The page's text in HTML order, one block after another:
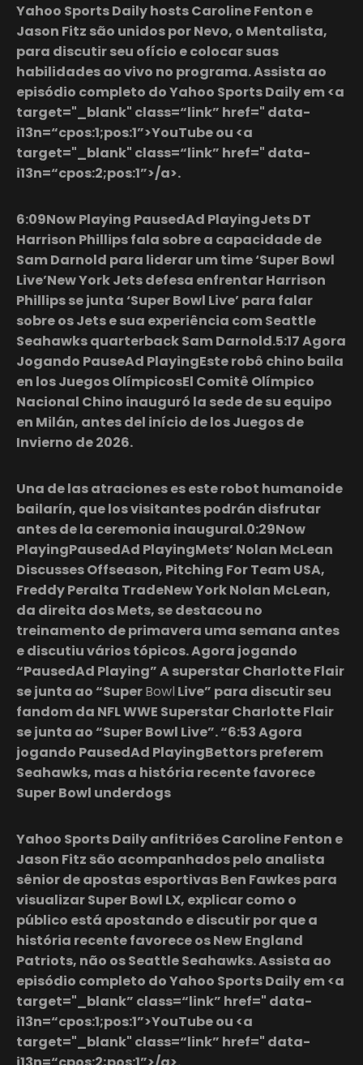
Yahoo Sports Daily hosts Caroline Fenton e
Jason Fitz são unidos por Nevo, o Mentalista,
para discutir seu ofício e colocar suas
habilidades ao vivo no programa. Assista ao
episódio completo do Yahoo Sports Daily em <a
target="_blank" class=“link” href=" data-
i13n=“cpos:1;pos:1”>YouTube ou <a
target="_blank" class=“link” href=" data-
i13n=“cpos:2;pos:1”>/a>.
6:09Now Playing PausedAd PlayingJets DT
Harrison Phillips fala sobre a capacidade de
Sam Darnold para liderar um time ‘Super Bowl
Live’New York Jets defesa enfrentar Harrison
Phillips se junta ‘Super Bowl Live’ para falar
sobre os Jets e sua experiência com Seattle
Seahawks quarterback Sam Darnold.5:17 Agora
Jogando PauseAd PlayingEste robô chino baila
en los Juegos OlímpicosEl Comitê Olímpico
Nacional Chino inauguró la sede de su equipo
en Milán, antes del início de los Juegos de
Invierno de 2026.
Una de las atraciones es este robot humanoide
bailarín, que los visitantes podrán disfrutar
antes de la ceremonia inaugural.0:29Now
PlayingPausedAd PlayingMets’ Nolan McLean
Discusses Offseason, Pitching For Team USA,
Freddy Peralta TradeNew York Nolan McLean,
da direita dos Mets, se destacou no
treinamento de primavera uma semana antes
e discutiu vários tópicos. Agora jogando
“PausedAd Playing” A superstar Charlotte Flair
se junta ao “SuperBowl Live” para discutir seu
fandom da NFL WWE Superstar Charlotte Flair
se junta ao “Super Bowl Live”. “6:53 Agora
jogando PausedAd PlayingBettors preferem
Seahawks, mas a história recente favorece
Super Bowl underdogs
Yahoo Sports Daily anfitriões Caroline Fenton e
Jason Fitz são acompanhados pelo analista
sênior de apostas esportivas Ben Fawkes para
visualizar Super Bowl LX, explicar como o
público está apostando e discutir por que a
história recente favorece os New England
Patriots, não os Seattle Seahawks. Assista ao
episódio completo do Yahoo Sports Daily em <a
target="_blank” class=“link” href=" data-
i13n=“cpos:1;pos:1”>YouTube ou <a
target="_blank" class=“link” href=" data-